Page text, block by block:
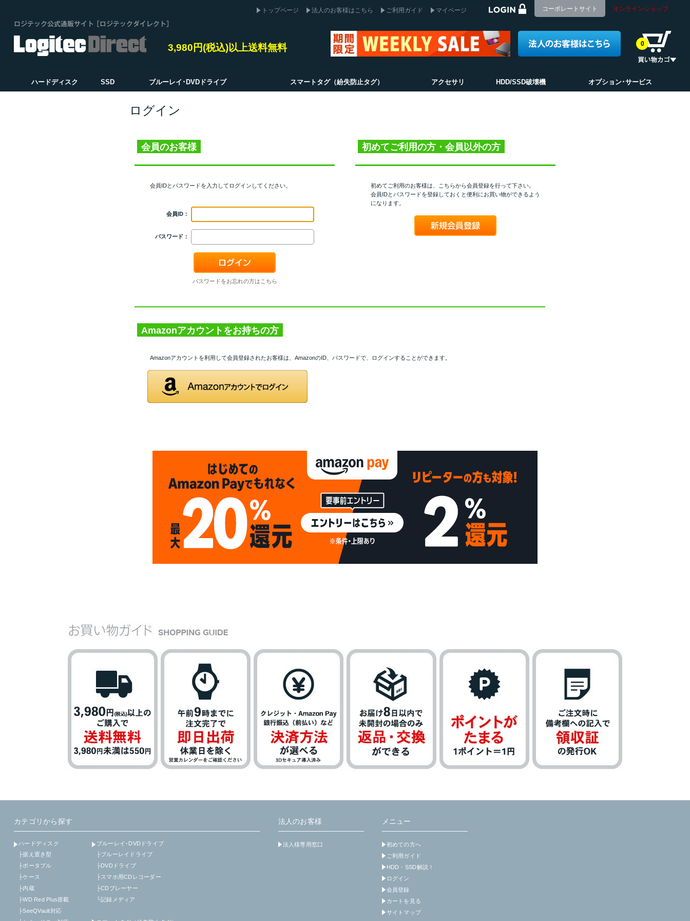
トップページ 法人のお客様はこちら ご利用ガイド マイページ コーポレートサイト オンラインショップ
3,980円(税込)以上送料無料 0
ハードディスク SSD ブルーレイ･DVDドライブ スマートタグ（紛失防止タグ） アクセサリ HDD/SSD破壊機 オプション･サービス
ログイン
会員のお客様
会員IDとパスワードを入力してログインしてください。
会員ID：
パスワード：
パスワードをお忘れの方はこちら
初めてご利用の方・会員以外の方
初めてご利用のお客様は、こちらから会員登録を行って下さい。
会員IDとパスワードを登録しておくと便利にお買い物ができるよう
になります。
Amazonアカウントをお持ちの方
Amazonアカウントを利用して会員登録されたお客様は、AmazonのID、パスワードで、ログインすることができます。
カテゴリから探す
ハードディスク
├据え置き型
├ポータブル
├ケース
├内蔵
├WD Red Plus搭載
├SeeQVault対応
ブルーレイ･DVDドライブ
├ブルーレイドライブ
├DVDドライブ
├スマホ用CDレコーダー
├CDプレーヤー
└記録メディア
法人のお客様
法人様専用窓口
メニュー
初めての方へ
ご利用ガイド
HDD・SSD解説！
ログイン
会員登録
カートを見る
サイトマップ